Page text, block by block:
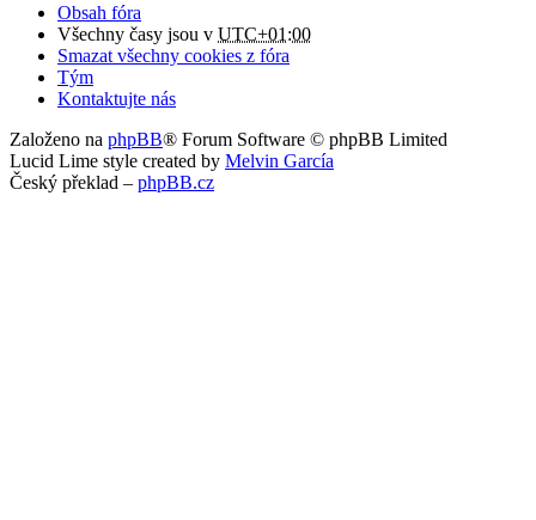
Obsah fóra
Všechny časy jsou v UTC+01:00
Smazat všechny cookies z fóra
Tým
Kontaktujte nás
Založeno na phpBB® Forum Software © phpBB Limited
Lucid Lime style created by Melvin García
Český překlad – phpBB.cz